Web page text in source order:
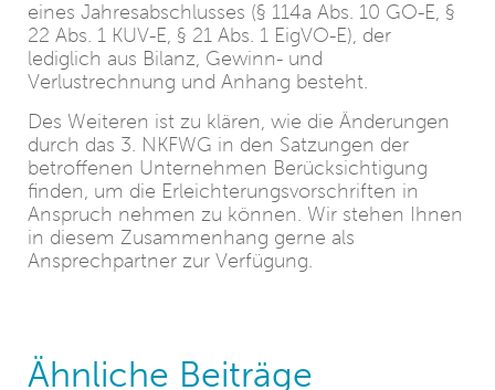
eines Jahresabschlusses (§ 114a Abs. 10 GO-E, §
22 Abs. 1 KUV-E, § 21 Abs. 1 EigVO-E), der
lediglich aus Bilanz, Gewinn- und
Verlustrechnung und Anhang besteht.
Des Weiteren ist zu klären, wie die Änderungen
durch das 3. NKFWG in den Satzungen der
betroffenen Unternehmen Berücksichtigung
finden, um die Erleichterungsvorschriften in
Anspruch nehmen zu können. Wir stehen Ihnen
in diesem Zusammenhang gerne als
Ansprechpartner zur Verfügung.
Ähnliche Beiträge